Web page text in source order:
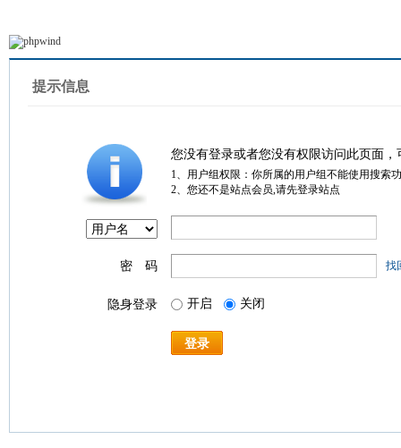
提示信息
您没有登录或者您没有权限访问此页面
1、用户组权限：你所属的用户组不能使用搜索
2、您还不是站点会员,请先登录站点
密 码 找
隐身登录 开启 关闭
登录